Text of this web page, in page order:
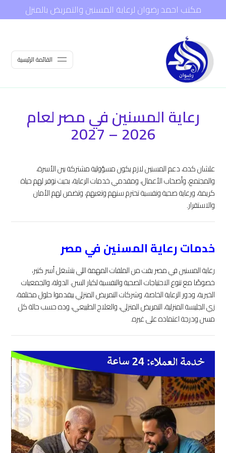
مكتب احمد رضوان لرعاية المسنين والتمريض بالمنزل
القائمة الرئيسية
رعاية المسنين في مصر لعام
2026 – 2027
رعاية
المسنين
في
مصر
قضية
محتاجة
اهتمام
حقيقي،
مش
مجرد
كلام.
كبار
لسه
بيعانوا
من
نقص
واضح
في
الرعاية
علشان كده، دعم المسنين لازم يكون مسؤولية مشتركة بين الأسرة،
والمجتمع، وأصحاب الأعمال، ومقدمي خدمات الرعاية، بحيث نوفر لهم حياة
كريمة، ورعاية صحية ونفسية تحترم سنهم وتعبهم، وتضمن لهم الأمان
والاستقرار.
خدمات رعاية المسنين في مصر
رعاية المسنين في مصر بقت من الملفات المهمة اللي بتشغل أسر كتير،
خصوصًا مع تنوع الاحتياجات الصحية والنفسية لكبار السن. الدولة، والجمعيات
الخيرية، ودور الرعاية الخاصة، وشركات التمريض المنزلي بيقدموا حلول مختلفة،
زي الجليسة المنزلية، التمريض المنزلي، والعلاج الطبيعي، وده حسب حالة كل
مسن ودرجة اعتماده على غيره.